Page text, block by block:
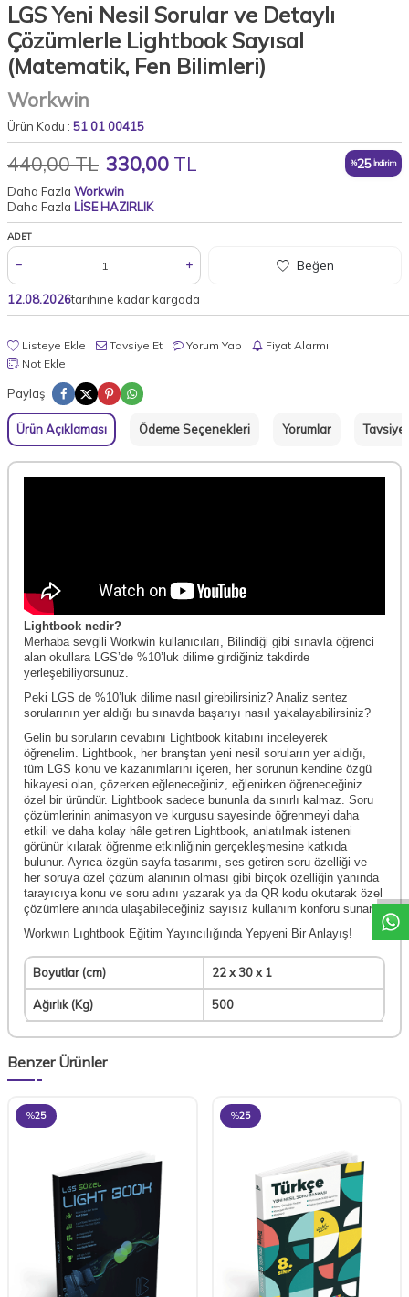
LGS Yeni Nesil Sorular ve Detaylı
Çözümlerle Lightbook Sayısal
(Matematik, Fen Bilimleri)
Workwin
Ürün Kodu : 51 01 00415
440,00TL 330,00 TL %25 İndirim
Daha Fazla Workwin
Daha Fazla LİSE HAZIRLIK
ADET
Beğen
12.08.2026tarihine kadar kargoda
Listeye Ekle Tavsiye Et Yorum Yap
Fiyat Alarmı
Not Ekle
Paylaş
Ürün Açıklaması Ödeme Seçenekleri Yorumlar Tavsiye
Lightbook nedir?
Merhaba sevgili Workwin kullanıcıları, Bilindiği gibi sınavla öğrenci
alan okullara LGS’de %10’luk dilime girdiğiniz takdirde
yerleşebiliyorsunuz.
Peki LGS de %10’luk dilime nasıl girebilirsiniz? Analiz sentez
sorularının yer aldığı bu sınavda başarıyı nasıl yakalayabilirsiniz?
Gelin bu soruların cevabını Lightbook kitabını inceleyerek
öğrenelim. Lightbook, her branştan yeni nesil soruların yer aldığı,
tüm LGS konu ve kazanımlarını içeren, her sorunun kendine özgü
hikayesi olan, çözerken eğleneceğiniz, eğlenirken öğreneceğiniz
özel bir üründür. Lightbook sadece bununla da sınırlı kalmaz. Soru
çözümlerinin animasyon ve kurgusu sayesinde öğrenmeyi daha
etkili ve daha kolay hâle getiren Lightbook, anlatılmak isteneni
görünür kılarak öğrenme etkinliğinin gerçekleşmesine katkıda
bulunur. Ayrıca özgün sayfa tasarımı, ses getiren soru özelliği ve
her soruya özel çözüm alanının olması gibi birçok özelliğin yanında
tarayıcıya konu ve soru adını yazarak ya da QR kodu okutarak özel
çözümlere anında ulaşabileceğiniz sayısız kullanım konforu sunar.
Workwın Lıghtbook Eğitim Yayıncılığında Yepyeni Bir Anlayış!
Boyutlar (cm) 22 x 30 x 1
Ağırlık (Kg) 500
Benzer Ürünler
%25 %25